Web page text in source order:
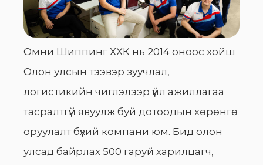
Омни Шиппинг ХХК нь 2014 оноос хойш
Олон улсын тээвэр зуучлал,
логистикийн чиглэлээр үйл ажиллагаа
тасралтгүй явуулж буй дотоодын хөрөнгө
оруулалт бүхий компани юм. Бид олон
улсад байрлах 500 гаруй харилцагч,